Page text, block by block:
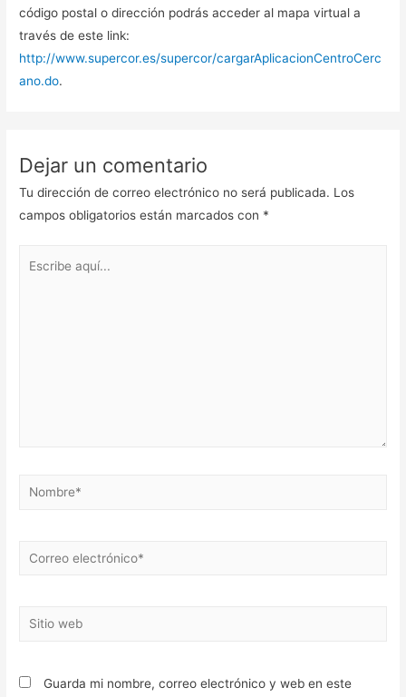
código postal o dirección podrás acceder al mapa virtual a
través de este link:
http://www.supercor.es/supercor/cargarAplicacionCentroCerc
ano.do.
Dejar un comentario
Tu dirección de correo electrónico no será publicada. Los
campos obligatorios están marcados con *
Nombre*
Correo
Sitio
Guarda mi nombre, correo electrónico y web en este